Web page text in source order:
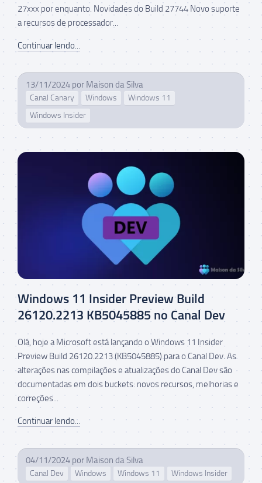
27xxx por enquanto. Novidades do Build 27744 Novo suporte
a recursos de processador...
Continuar lendo...
13/11/2024 por Maison da Silva
Canal Canary Windows
Windows 11
Windows Insider
Windows 11 Insider Preview Build
26120.2213 KB5045885 no Canal Dev
Olá, hoje a Microsoft está lançando o Windows 11 Insider
Preview Build 26120.2213 (KB5045885) para o Canal Dev. As
alterações nas compilações e atualizações do Canal Dev são
documentadas em dois buckets: novos recursos, melhorias e
correções...
Continuar lendo...
04/11/2024 por Maison da Silva
Canal Dev Windows Windows 11 Windows Insider